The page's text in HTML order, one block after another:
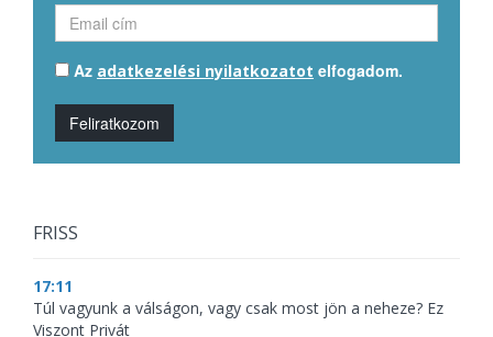
Az adatkezelési nyilatkozatot elfogadom.
Feliratkozom
FRISS
17:11
Túl vagyunk a válságon, vagy csak most jön a neheze? Ez
Viszont Privát